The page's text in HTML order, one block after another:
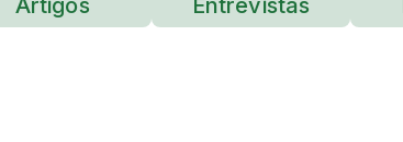
Artigos Entrevistas